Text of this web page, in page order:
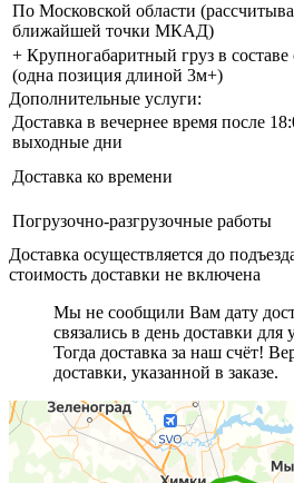
По Московской области
ближайшей точки МКАД)
+ Крупногабаритный груз в составе
(одна позиция длиной 3м+)
Дополнительные услуги:
Доставка в вечернее время после
выходные дни
Доставка ко времени
Погрузочно-разгрузочные работы
Доставка осуществляется до
стоимость доставки не включена
Мы не сообщили Вам дату
связались в день доставки
Тогда доставка за наш счёт!
доставки, указанной в заказе.